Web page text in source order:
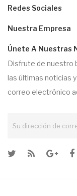
Redes Sociales
Nuestra Empresa
Únete A Nuestras
Disfrute de nuestro
las últimas noticias
correo electrónico